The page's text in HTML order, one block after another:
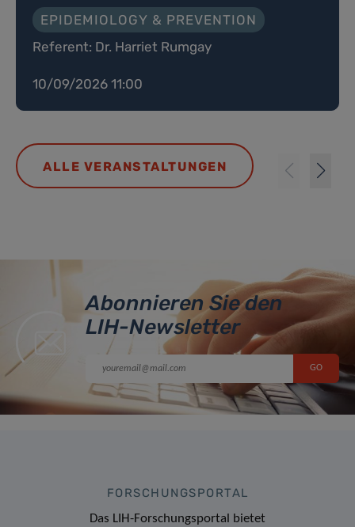
EPIDEMIOLOGY & PREVENTION
Referent: Dr. Harriet Rumgay
10/09/2026 11:00
ALLE VERANSTALTUNGEN
Abonnieren Sie den
LIH-Newsletter
FORSCHUNGSPORTAL
Das LIH-Forschungsportal bietet